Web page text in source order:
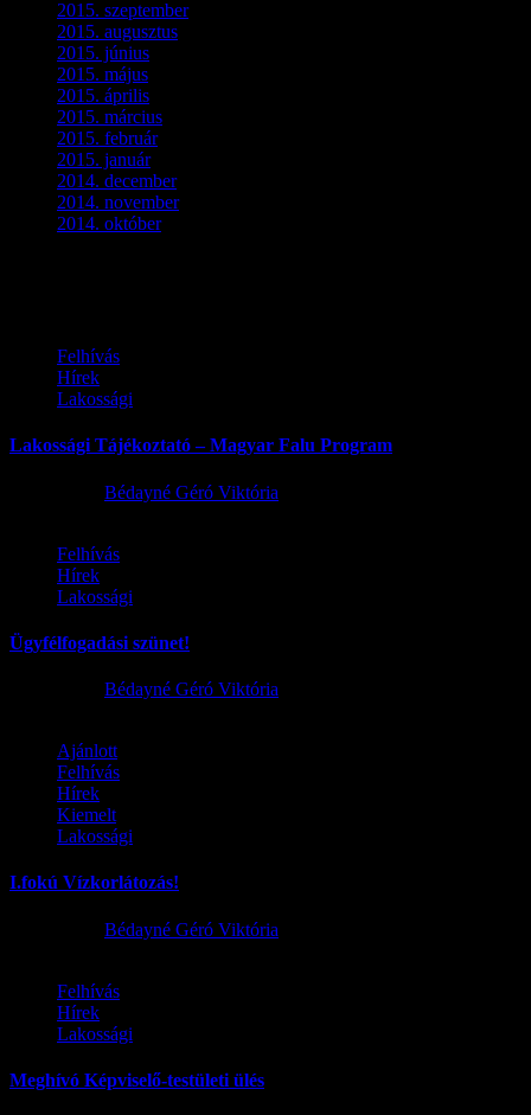
2015. szeptember(5)
2015. augusztus
2015. június
2015. május
2015. április
2015. március
2015. február(2)
2015. január(5)
2014. december(4)
2014. november(1)
2014. október(2)
Felhívás
Hírek
Lakossági
Lakossági Tájékoztató – Magyar Falu Program
Bédayné Géró Viktória
Felhívás
Hírek
Lakossági
Ügyfélfogadási szünet!
Bédayné Géró Viktória
Ajánlott
Felhívás
Hírek
Kiemelt
Lakossági
I.fokú Vízkorlátozás!
Bédayné Géró Viktória
Felhívás
Hírek
Lakossági
Meghívó Képviselő-testületi ülés